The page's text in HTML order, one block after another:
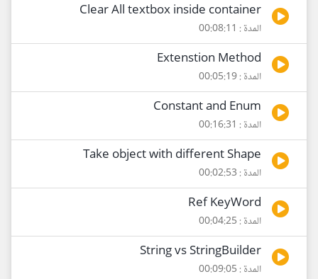
Clear All textbox inside container
المدة : 00:08:11
Extenstion Method
المدة : 00:05:19
Constant and Enum
المدة : 00:16:31
Take object with different Shape
المدة : 00:02:53
Ref KeyWord
المدة : 00:04:25
String vs StringBuilder
المدة : 00:09:05